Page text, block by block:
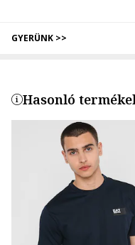
GYERÜNK >>
Hasonló